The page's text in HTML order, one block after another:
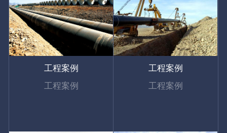
工程案例
工程案例
工程案例
工程案例